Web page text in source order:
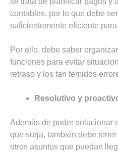
contables, por lo que debe
suficientemente eficiente
Por ello, debe saber
funciones para evitar
retraso y los tan temidos
Resolutivo y
Además de poder solucionar
que surja, también debe
otros asuntos que puedan